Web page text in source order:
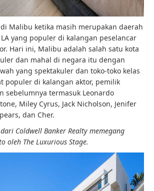
Malibu ketika masih merupakan daerah
yang populer di kalangan peselancar
Hari ini, Malibu adalah salah satu kota
dan mahal di negara itu dengan
yang spektakuler dan toko-toko kelas
populer di kalangan aktor, pemilik
sebelumnya termasuk Leonardo
Miley Cyrus, Jack Nicholson, Jenifer
dan Cher.
Coldwell Banker Realty memegang
oleh The Luxurious Stage.